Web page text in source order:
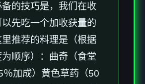
的技巧是，我们在收
先吃一个加收获量的
推荐的料理是（根据
顺序）：曲奇（食堂
％加成）黄色草药（50